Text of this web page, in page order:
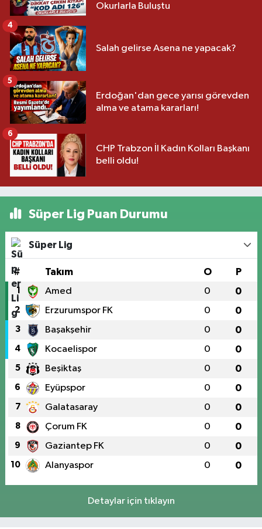
Okurlarla Buluştu
Salah gelirse Asena ne yapacak?
4
Erdoğan'dan gece yarısı görevden
alma ve atama kararları!
5
CHP Trabzon İl Kadın Kolları Başkanı
belli oldu!
6
Süper Lig Puan Durumu
Süper Lig
# Takım O P
1 Amed 0 0
2 Erzurumspor FK 0 0
3 Başakşehir 0 0
4 Kocaelispor 0 0
5 Beşiktaş 0 0
6 Eyüpspor 0 0
7 Galatasaray 0 0
8 Çorum FK 0 0
9 Gaziantep FK 0 0
10 Alanyaspor 0 0
Detaylar için tıklayın